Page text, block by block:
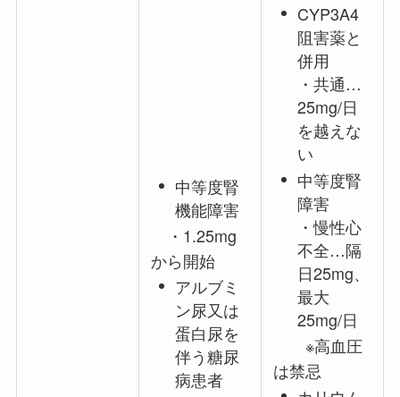
中等度腎
機能障害
・1.25mg
から開始
アルブミ
ン尿又は
蛋白尿を
伴う糖尿
病患者
CYP3A4
阻害薬と
併用
・共通…
25mg/日
を越えな
い
中等度腎
障害
・慢性心
不全…隔
日25mg、
最大
25mg/日
※高血圧
は禁忌